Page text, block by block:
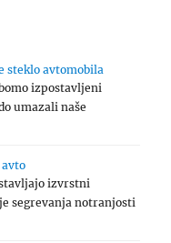
steklo avtomobila
izpostavljeni
umazali naše
avto
izvrstni
segrevanja notranjosti